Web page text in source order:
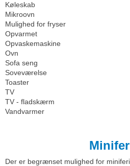
Køleskab
Mikroovn
Mulighed for fryser
Opvarmet
Opvaskemaskine
Ovn
Sofa seng
Soveværelse
Toaster
TV
TV - fladskærm
Vandvarmer
Der er begrænset mulighed for